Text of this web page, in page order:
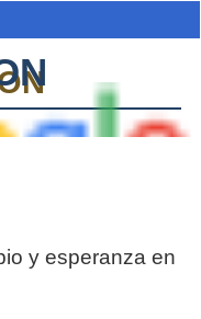
by
y esperanza en